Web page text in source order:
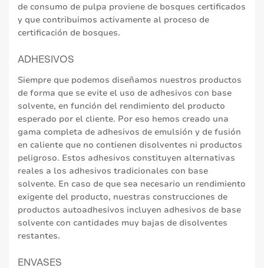
de consumo de pulpa proviene de bosques certificados
y que contribuimos activamente al proceso de
certificación de bosques.
ADHESIVOS
Siempre que podemos diseñamos nuestros productos
de forma que se evite el uso de adhesivos con base
solvente, en función del rendimiento del producto
esperado por el cliente. Por eso hemos creado una
gama completa de adhesivos de emulsión y de fusión
en caliente que no contienen disolventes ni productos
peligroso. Estos adhesivos constituyen alternativas
reales a los adhesivos tradicionales con base
solvente. En caso de que sea necesario un rendimiento
exigente del producto, nuestras construcciones de
productos autoadhesivos incluyen adhesivos de base
solvente con cantidades muy bajas de disolventes
restantes.
ENVASES